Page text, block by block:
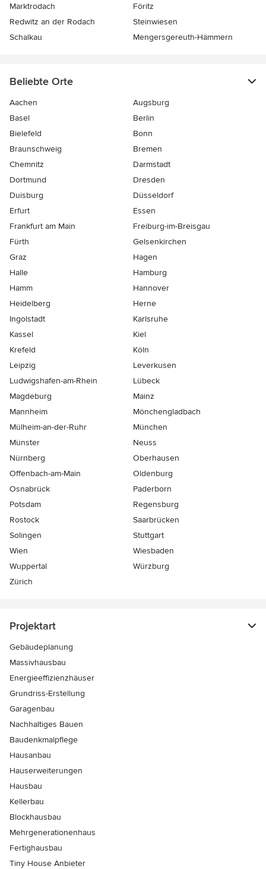
Marktrodach
Föritz
Redwitz an der Rodach
Steinwiesen
Schalkau
Mengersgereuth-Hämmern
Beliebte Orte
Aachen
Augsburg
Basel
Berlin
Bielefeld
Bonn
Braunschweig
Bremen
Chemnitz
Darmstadt
Dortmund
Dresden
Duisburg
Düsseldorf
Erfurt
Essen
Frankfurt am Main
Freiburg-im-Breisgau
Fürth
Gelsenkirchen
Graz
Hagen
Halle
Hamburg
Hamm
Hannover
Heidelberg
Herne
Ingolstadt
Karlsruhe
Kassel
Kiel
Krefeld
Köln
Leipzig
Leverkusen
Ludwigshafen-am-Rhein
Lübeck
Magdeburg
Mainz
Mannheim
Mönchen­gladbach
Mülheim-an-der-Ruhr
München
Münster
Neuss
Nürnberg
Oberhausen
Offenbach-am-Main
Oldenburg
Osnabrück
Paderborn
Potsdam
Regensburg
Rostock
Saarbrücken
Solingen
Stuttgart
Wien
Wiesbaden
Wuppertal
Würzburg
Zürich
Projektart
Gebäudeplanung
Massivhausbau
Energieeffizienzhäuser
Grundriss-Erstellung
Garagenbau
Nachhaltiges Bauen
Baudenkmalpflege
Hausanbau
Hauserweiterungen
Hausbau
Kellerbau
Blockhausbau
Mehrgenerationenhaus
Fertighausbau
Tiny House Anbieter